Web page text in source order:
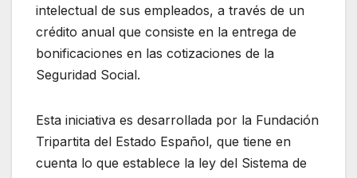
intelectual de sus empleados, a través de un
crédito anual que consiste en la entrega de
bonificaciones en las cotizaciones de la
Seguridad Social.
Esta iniciativa es desarrollada por la Fundación
Tripartita del Estado Español, que tiene en
cuenta lo que establece la ley del Sistema de